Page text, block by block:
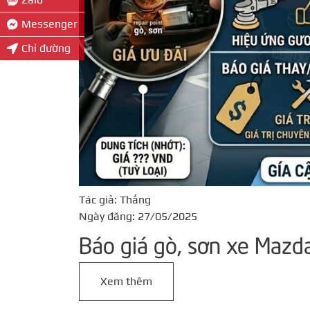
Tác giả: Thắng
Ngày đăng: 27/05/2025
Báo giá gò, sơn xe
Xem thêm
Messenger
Chỉ đường